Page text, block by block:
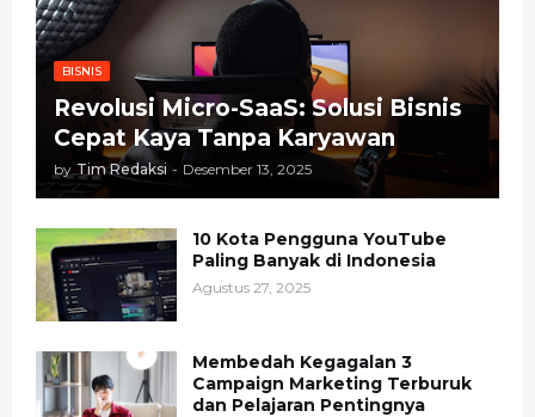
BISNIS
Revolusi Micro-SaaS: Solusi Bisnis
Cepat Kaya Tanpa Karyawan
by Tim Redaksi - Desember 13, 2025
10 Kota Pengguna YouTube
Paling Banyak di Indonesia
Agustus 27, 2025
Membedah Kegagalan 3
Campaign Marketing Terburuk
dan Pelajaran Pentingnya